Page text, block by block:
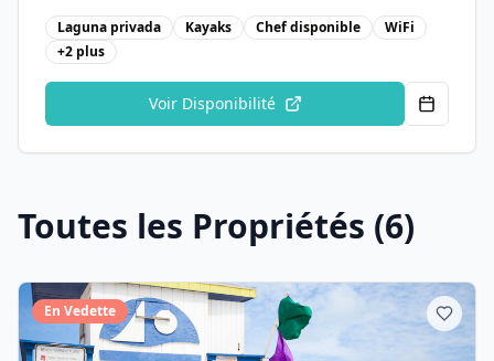
Laguna privada Kayaks Chef disponible
WiFi
+2 plus
Voir Disponibilité
Toutes les Propriétés (6)
En Vedette